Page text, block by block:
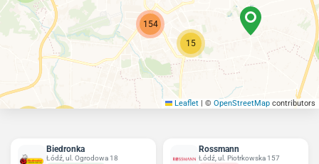
154
15
Leaflet | © OpenStreetMap contributors
Biedronka
Łódź, ul. Ogrodowa 18
Rossmann
Łódź, ul. Piotrkowska 157